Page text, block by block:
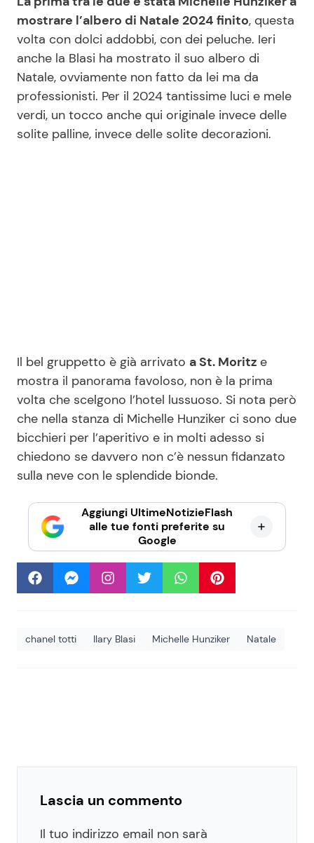
mostrare l’albero di Natale 2024 finito, questa
volta con dolci addobbi, con dei peluche. Ieri
anche la Blasi ha mostrato il suo albero di
Natale, ovviamente non fatto da lei ma da
professionisti. Per il 2024 tantissime luci e mele
verdi, un tocco anche qui originale invece delle
solite palline, invece delle solite decorazioni.
Il bel gruppetto è già arrivato a St. Moritz e
mostra il panorama favoloso, non è la prima
volta che scelgono l’hotel lussuoso. Si nota però
che nella stanza di Michelle Hunziker ci sono due
bicchieri per l’aperitivo e in molti adesso si
chiedono se davvero non c’è nessun fidanzato
sulla neve con le splendide bionde.
Aggiungi UltimeNotizieFlash
alle tue fonti preferite su
Google
chanel totti Ilary Blasi Michelle Hunziker Natale
Lascia un commento
Il tuo indirizzo email non sarà